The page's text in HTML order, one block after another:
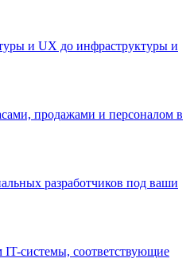
и UX до инфраструктуры и
продажами и персоналом в
разработчиков под ваши
системы, соответствующие